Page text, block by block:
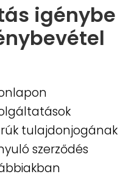
igénybe
tulajdonjogának
szerződés